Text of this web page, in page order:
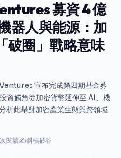
募資 4 億
器人與能源：加
破圈」戰略意味
宣布完成第四期基金募
資觸角從加密貨幣延伸至 AI、機
析此舉對加密產業生態與跨領域
閱讀✍斜槓矽谷